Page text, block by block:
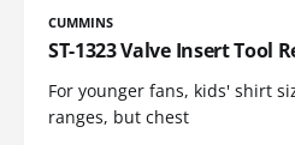
CUMMINS
ST-1323 Valve Insert Tool
For younger fans, kids' shirt
ranges, but chest